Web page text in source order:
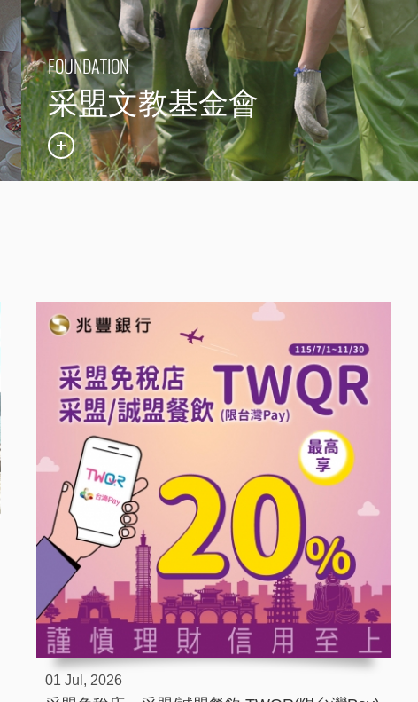
FOUNDATION
采盟文教基金會
01 Jul, 2026